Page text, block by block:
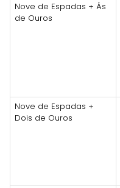
Nove de Espadas + Ás
de Ouros
Nove de Espadas +
Dois de Ouros